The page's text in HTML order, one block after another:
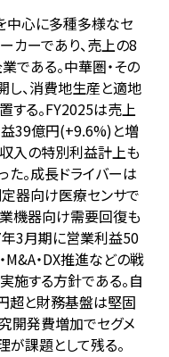
中心に多種多様なセ
カーであり、売上の8
である。中華圏・その
し、消費地生産と適地
する。FY2025は売上
39億円(+9.6%)と増
入の特別利益計上も
。成長ドライバーは
器向け医療センサで
業機器向け需要回復も
3月期に営業利益50
・DX推進などの戦
する方針である。自
超と財務基盤は堅固
開発費増加でセグメ
が課題として残る。